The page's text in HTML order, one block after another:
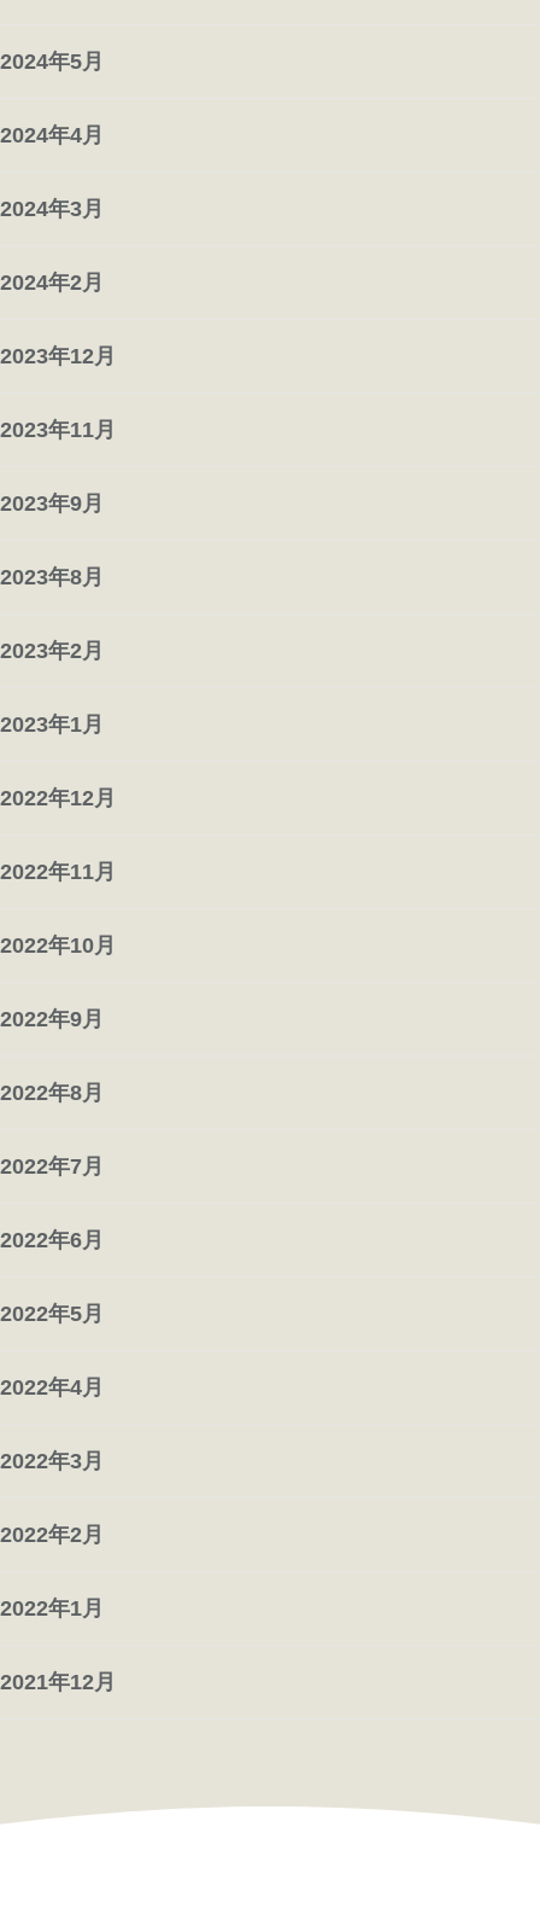
2024年5月
2024年4月
2024年3月
2024年2月
2023年12月
2023年11月
2023年9月
2023年8月
2023年2月
2023年1月
2022年12月
2022年11月
2022年10月
2022年9月
2022年8月
2022年7月
2022年6月
2022年5月
2022年4月
2022年3月
2022年2月
2022年1月
2021年12月